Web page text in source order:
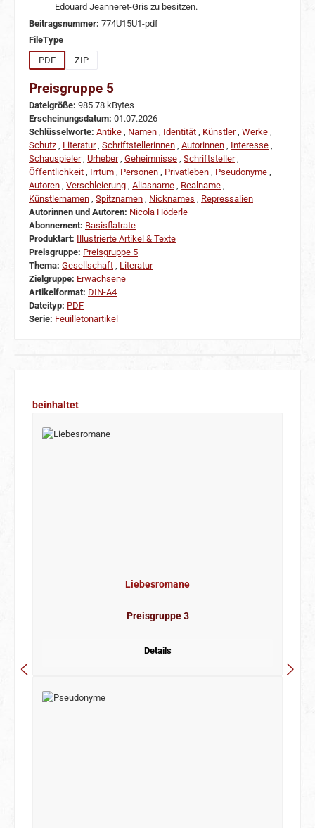
Edouard Jeanneret-Gris zu besitzen.
Beitragsnummer: 774U15U1-pdf
FileTypeauswählen
PDF
ZIP
Preisgruppe 5
Dateigröße: 985.78 kBytes
Erscheinungsdatum: 01.07.2026
Schlüsselworte: Antike , Namen , Identität , Künstler, Werke ,
Schutz , Literatur, Schriftstellerinnen , Autorinnen , Interesse ,
Schauspieler, Urheber, Geheimnisse , Schriftsteller,
Öffentlichkeit , Irrtum , Personen , Privatleben , Pseudonyme ,
Autoren , Verschleierung , Aliasname , Realname ,
Künstlernamen , Spitznamen , Nicknames , Repressalien
Autorinnen und Autoren: Nicola Höderle
Abonnement: Basisflatrate
Produktart: Illustrierte Artikel & Texte
Preisgruppe: Preisgruppe 5
Thema: Gesellschaft , Literatur
Zielgruppe: Erwachsene
Artikelformat: DIN-A4
Dateityp: PDF
Serie: Feuilletonartikel
Produktgalerie überspringen
beinhaltet
Liebesromane
Preisgruppe 3
Details